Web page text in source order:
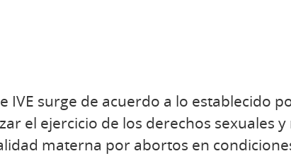
IVE surge de acuerdo a lo establecido
el ejercicio de los derechos sexuales
materna por abortos en